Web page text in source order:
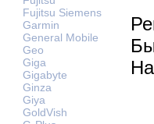
Fujitsu Siemens
Garmin
General Mobile
Geo
Giga
Gigabyte
Ginza
Giya
GoldVish